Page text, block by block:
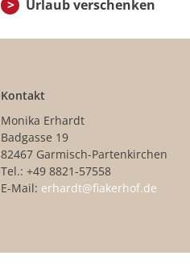
Urlaub verschenken
Kontakt
Monika Erhardt
Badgasse 19
82467 Garmisch-Partenkirchen
Tel.: +49 8821-57558
E-Mail: erhardt@fiakerhof.de